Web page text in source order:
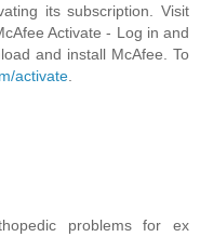
its subscription. Visit
Activate - Log in and
and install McAfee. To
activate.
problems for ex